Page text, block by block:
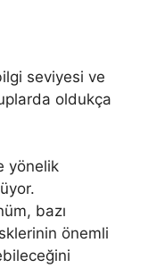
seviyesi ve
oldukça
yönelik
bazı
önemli